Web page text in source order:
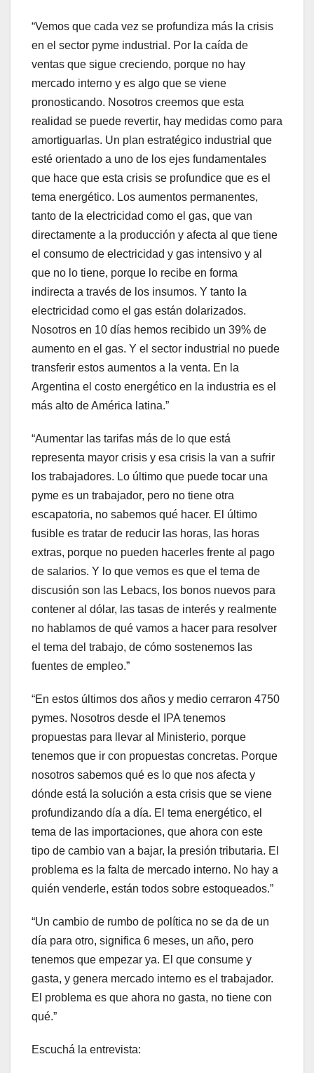
“Vemos que cada vez se profundiza más la crisis
en el sector pyme industrial. Por la caída de
ventas que sigue creciendo, porque no hay
mercado interno y es algo que se viene
pronosticando. Nosotros creemos que esta
realidad se puede revertir, hay medidas como para
amortiguarlas. Un plan estratégico industrial que
esté orientado a uno de los ejes fundamentales
que hace que esta crisis se profundice que es el
tema energético. Los aumentos permanentes,
tanto de la electricidad como el gas, que van
directamente a la producción y afecta al que tiene
el consumo de electricidad y gas intensivo y al
que no lo tiene, porque lo recibe en forma
indirecta a través de los insumos. Y tanto la
electricidad como el gas están dolarizados.
Nosotros en 10 días hemos recibido un 39% de
aumento en el gas. Y el sector industrial no puede
transferir estos aumentos a la venta. En la
Argentina el costo energético en la industria es el
más alto de América latina.”
“Aumentar las tarifas más de lo que está
representa mayor crisis y esa crisis la van a sufrir
los trabajadores. Lo último que puede tocar una
pyme es un trabajador, pero no tiene otra
escapatoria, no sabemos qué hacer. El último
fusible es tratar de reducir las horas, las horas
extras, porque no pueden hacerles frente al pago
de salarios. Y lo que vemos es que el tema de
discusión son las Lebacs, los bonos nuevos para
contener al dólar, las tasas de interés y realmente
no hablamos de qué vamos a hacer para resolver
el tema del trabajo, de cómo sostenemos las
fuentes de empleo.”
“En estos últimos dos años y medio cerraron 4750
pymes. Nosotros desde el IPA tenemos
propuestas para llevar al Ministerio, porque
tenemos que ir con propuestas concretas. Porque
nosotros sabemos qué es lo que nos afecta y
dónde está la solución a esta crisis que se viene
profundizando día a día. El tema energético, el
tema de las importaciones, que ahora con este
tipo de cambio van a bajar, la presión tributaria. El
problema es la falta de mercado interno. No hay a
quién venderle, están todos sobre estoqueados.”
“Un cambio de rumbo de política no se da de un
día para otro, significa 6 meses, un año, pero
tenemos que empezar ya. El que consume y
gasta, y genera mercado interno es el trabajador.
El problema es que ahora no gasta, no tiene con
qué.”
Escuchá la entrevista: